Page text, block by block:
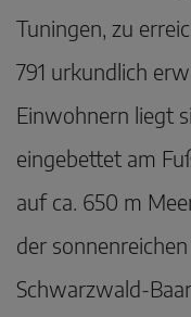
Tuningen, zu
791 urkundlich
Einwohnern liegt
eingebettet am
auf ca. 650 m
der
Schwarzwald-